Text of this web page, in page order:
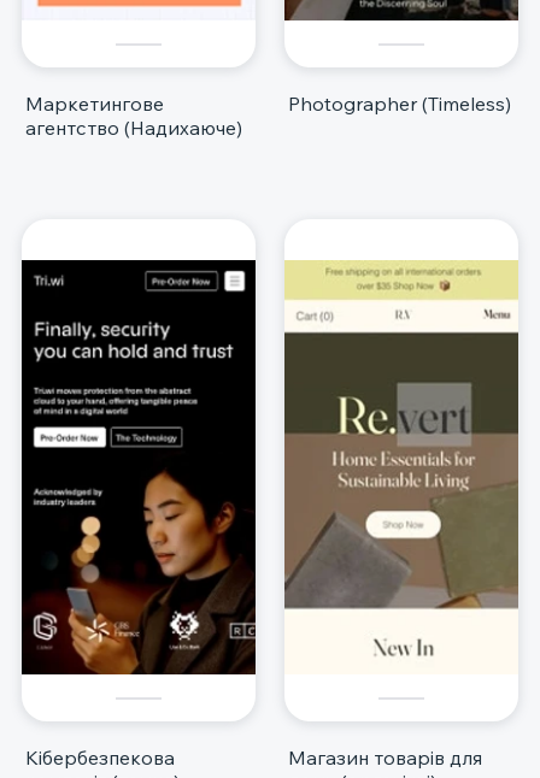
Маркетингове
агентство (Надихаюче)
Photographer (Timeless)
Кібербезпекова
Магазин товарів для